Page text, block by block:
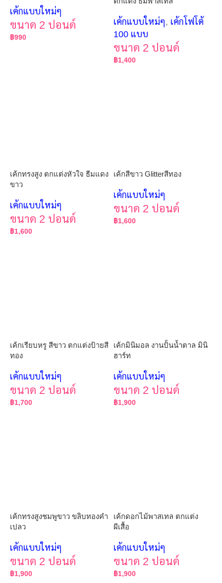
เค้กแบบใหม่ๆ
ขนาด 2 ปอนด์
฿990
เค้กแบบใหม่ๆ, เค้กโฟโต้
100 แบบ
ขนาด 2 ปอนด์
฿1,400
เค้กทรงสูง ตกแต่งหัวใจ ธีมแดง
ขาว
เค้กแบบใหม่ๆ
ขนาด 2 ปอนด์
฿1,600
เค้กสีขาว Glitterสีทอง
เค้กแบบใหม่ๆ
ขนาด 2 ปอนด์
฿1,600
เค้กเรียบหรู สีขาว ตกแต่งป้ายสี
ทอง
เค้กแบบใหม่ๆ
ขนาด 2 ปอนด์
฿1,700
เค้กมินิมอล งานปั้นน้ำตาล มินิ
ฮาร์ท
เค้กแบบใหม่ๆ
ขนาด 2 ปอนด์
฿1,900
เค้กทรงสูงชมพูขาว ขลิบทองคำ
เปลว
เค้กแบบใหม่ๆ
ขนาด 2 ปอนด์
฿1,900
เค้กดอกไม้พาสเทล ตกแต่ง
ผีเสื้อ
เค้กแบบใหม่ๆ
ขนาด 2 ปอนด์
฿1,900